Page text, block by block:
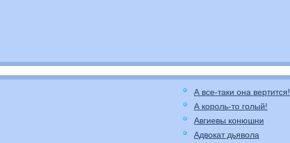
А все-таки она вертится!
А король-то голый!
Авгиевы конюшни
Адвокат дьявола